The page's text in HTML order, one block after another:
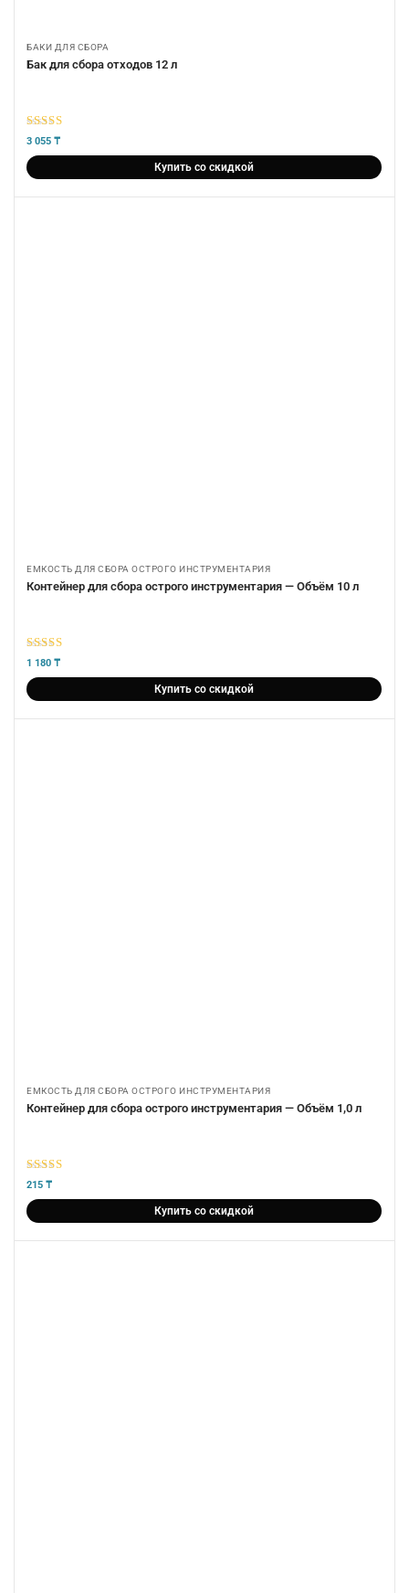
БАКИ ДЛЯ СБОРА
Бак для сбора отходов 12 л
5 из 5
3 055 ₸
Купить со скидкой
ЕМКОСТЬ ДЛЯ СБОРА ОСТРОГО ИНСТРУМЕНТАРИЯ
Контейнер для сбора острого инструментария — Объём 10 л
5 из 5
1 180 ₸
Купить со скидкой
ЕМКОСТЬ ДЛЯ СБОРА ОСТРОГО ИНСТРУМЕНТАРИЯ
Контейнер для сбора острого инструментария — Объём 1,0 л
5из 5
215 ₸
Купить со скидкой